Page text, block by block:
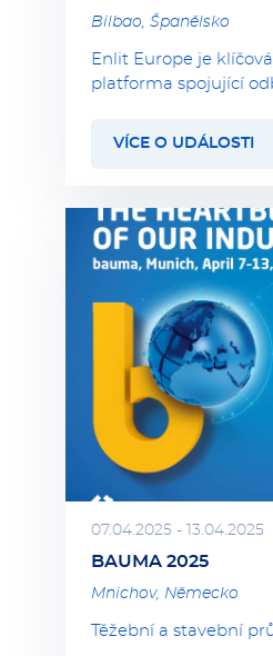
Bilbao, Španělsko
Enlit Europe je
platforma spojující
VÍCE O UDÁLOSTI
07.04.2025 - 13.04.2025
BAUMA 2025
Mnichov, Německo
Těžební a stavební